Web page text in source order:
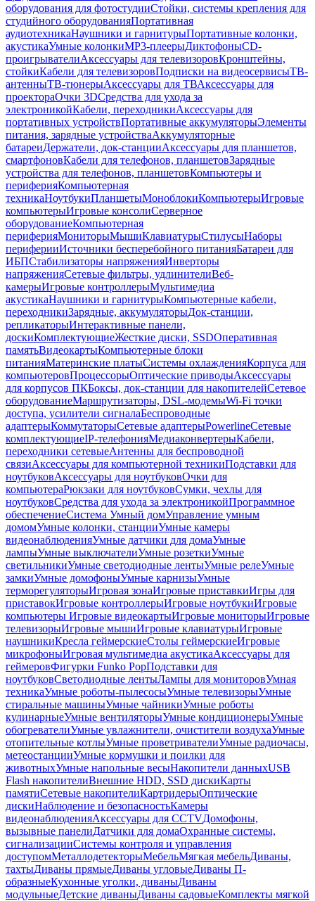
оборудования для фотостудииСтойки, системы крепления для
студийного оборудованияПортативная
аудиотехникаНаушники и гарнитурыПортативные колонки,
акустикаУмные колонкиMP3-плеерыДиктофоныCD-
проигрывателиАксессуары для телевизоровКронштейны,
стойкиКабели для телевизоровПодписки на видеосервисыТВ-
антенныТВ-тюнерыАксессуары для ТВАксессуары для
проектораОчки 3DСредства для ухода за
электроникойКабели, переходникиАксессуары для
портативных устройствПортативные аккумуляторыЭлементы
питания, зарядные устройстваАккумуляторные
батареиДержатели, док-станцииАксессуары для планшетов,
смартфоновКабели для телефонов, планшетовЗарядные
устройства для телефонов, планшетовКомпьютеры и
периферияКомпьютерная
техникаНоутбукиПланшетыМоноблокиКомпьютерыИгровые
компьютерыИгровые консолиСерверное
оборудованиеКомпьютерная
периферияМониторыМышиКлавиатурыСтилусыНаборы
периферииИсточники бесперебойного питанияБатареи для
ИБПСтабилизаторы напряженияИнверторы
напряженияСетевые фильтры, удлинителиВеб-
камерыИгровые контроллерыМультимедиа
акустикаНаушники и гарнитурыКомпьютерные кабели,
переходникиЗарядные, аккумуляторыДок-станции,
репликаторыИнтерактивные панели,
доскиКомплектующиеЖесткие диски, SSDОперативная
памятьВидеокартыКомпьютерные блоки
питанияМатеринские платыСистемы охлажденияКорпуса для
компьютеровПроцессорыОптические приводыАксессуары
для корпусов ПКБоксы, док-станции для накопителейСетевое
оборудованиеМаршрутизаторы, DSL-модемыWi-Fi точки
доступа, усилители сигналаБеспроводные
адаптерыКоммутаторыСетевые адаптерыPowerlineСетевые
комплектующиеIP-телефонияМедиаконвертерыКабели,
переходники сетевыеАнтенны для беспроводной
связиАксессуары для компьютерной техникиПодставки для
ноутбуковАксессуары для ноутбуковОчки для
компьютераРюкзаки для ноутбуковСумки, чехлы для
ноутбуковСредства для ухода за электроникойПрограммное
обеспечениеСистема Умный домУправление умным
домомУмные колонки, станцииУмные камеры
видеонаблюденияУмные датчики для домаУмные
лампыУмные выключателиУмные розеткиУмные
светильникиУмные светодиодные лентыУмные релеУмные
замкиУмные домофоныУмные карнизыУмные
терморегуляторыИгровая зонаИгровые приставкиИгры для
приставокИгровые контроллерыИгровые ноутбукиИгровые
компьютеры Игровые видеокартыИгровые мониторыИгровые
телевизорыИгровые мышиИгровые клавиатурыИгровые
наушникиКресла геймерскиеСтолы геймерскиеИгровые
микрофоныИгровая мультимедиа акустикаАксессуары для
геймеровФигурки Funko PopПодставки для
ноутбуковСветодиодные лентыЛампы для мониторовУмная
техникаУмные роботы-пылесосыУмные телевизорыУмные
стиральные машиныУмные чайникиУмные роботы
кулинарныеУмные вентиляторыУмные кондиционерыУмные
обогревателиУмные увлажнители, очистители воздухаУмные
отопительные котлыУмные проветривателиУмные радиочасы,
метеостанцииУмные кормушки и поилки для
животныхУмные напольные весыНакопители данныхUSB
Flash накопителиВнешние HDD, SSD дискиКарты
памятиСетевые накопителиКартридерыОптические
дискиНаблюдение и безопасностьКамеры
видеонаблюденияАксессуары для CCTVДомофоны,
вызывные панелиДатчики для домаОхранные системы,
сигнализацииСистемы контроля и управления
доступомМеталлодетекторыМебельМягкая мебельДиваны,
тахтыДиваны прямыеДиваны угловыеДиваны П-
образныеКухонные уголки, диваныДиваны
модульныеДетские диваныДиваны садовыеКомплекты мягкой